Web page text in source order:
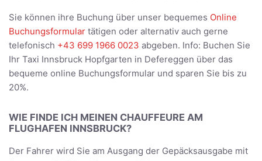
Sie können ihre Buchung über unser bequemes Online
Buchungsformular tätigen oder alternativ auch gerne
telefonisch +43 699 1966 0023 abgeben. Info: Buchen Sie
Ihr Taxi Innsbruck Hopfgarten in Defereggen über das
bequeme online Buchungsformular und sparen Sie bis zu
20%.
WIE FINDE ICH MEINEN CHAUFFEURE AM
FLUGHAFEN INNSBRUCK?
Der Fahrer wird Sie am Ausgang der Gepäcksausgabe mit